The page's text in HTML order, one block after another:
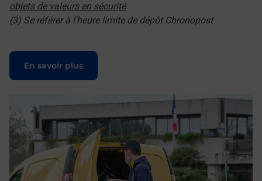
objets de valeurs en sécurité
(3) Se référer à l'heure limite de dépôt Chronopost
En savoir plus
Le lien s'ouvre dans un nouvel onglet